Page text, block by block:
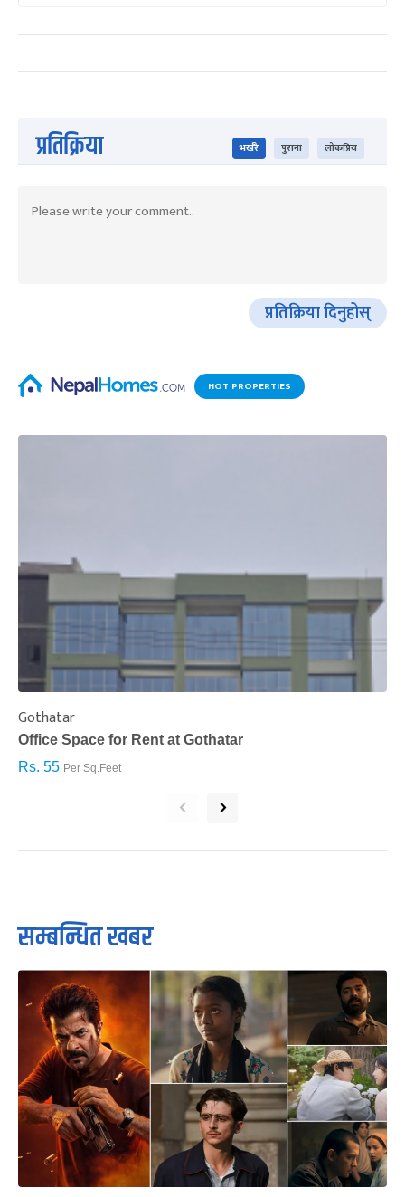
प्रतिक्रिया भर्खरै पुराना लोकप्रिय
प्रतिक्रिया दिनुहोस्
HOT PROPERTIES
Gothatar
Office Space for Rent at Gothatar
Rs. 55 Per Sq.Feet
‹ ›
सम्बन्धित खबर